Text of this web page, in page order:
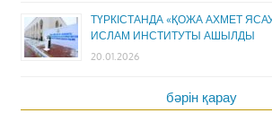
ТҮРКІСТАНДА «ҚОЖА АХМЕТ
ИСЛАМ ИНСТИТУТЫ АШЫЛДЫ
20.01.2026
бәрін қарау